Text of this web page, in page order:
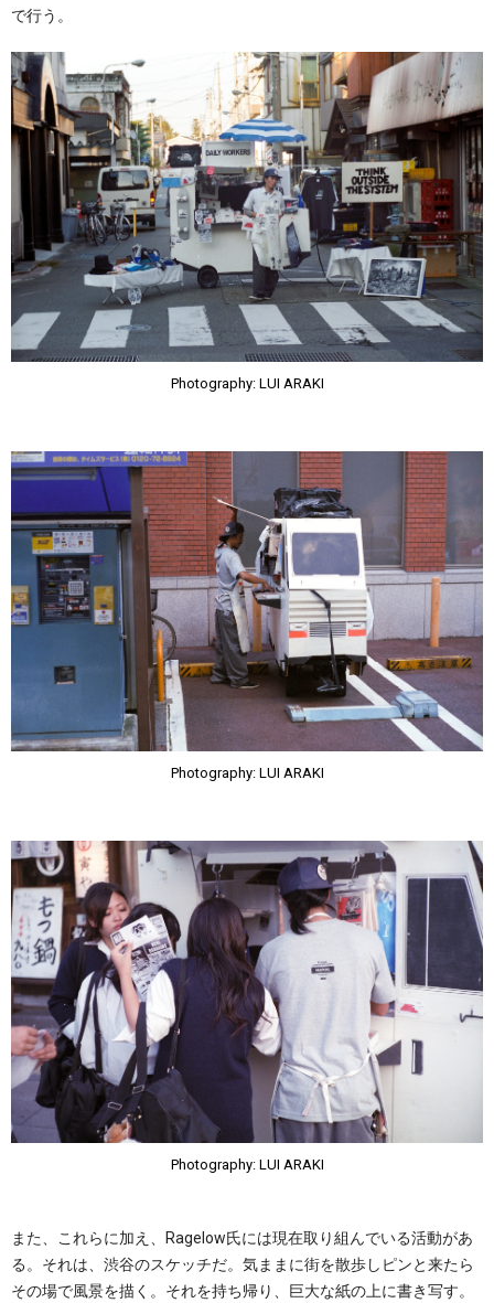
で行う。
Photography: LUI ARAKI
Photography: LUI ARAKI
Photography: LUI ARAKI
また、これらに加え、Ragelow氏には現在取り組んでいる活動があ
る。それは、渋谷のスケッチだ。気ままに街を散歩しピンと来たら
その場で風景を描く。それを持ち帰り、巨大な紙の上に書き写す。